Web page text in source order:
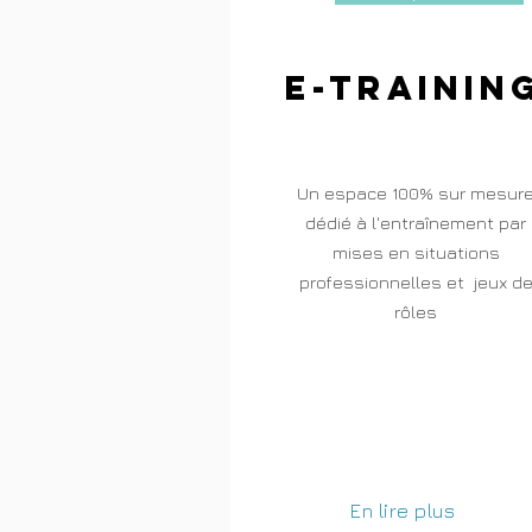
E-
Un espace 100% sur mesure
dédié à l'entraînement par
mises en situations
professionnelles et jeux de
rôles
En lire plus